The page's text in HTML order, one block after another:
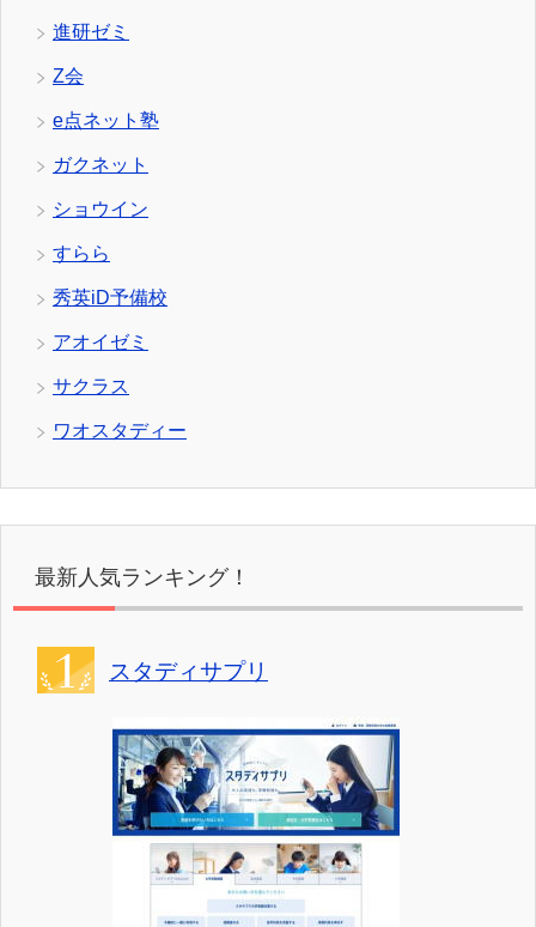
進研ゼミ
Z会
e点ネット塾
ガクネット
ショウイン
すらら
秀英iD予備校
アオイゼミ
サクラス
ワオスタディー
最新人気ランキング！
スタディサプリ